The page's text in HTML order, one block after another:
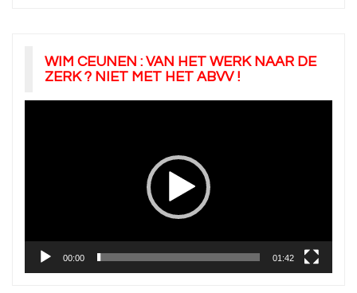
WIM CEUNEN : VAN HET WERK NAAR DE
ZERK ? NIET MET HET ABVV !
00:00 01:42